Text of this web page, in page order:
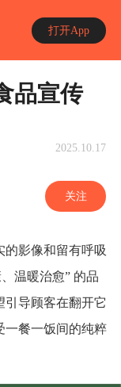
打开App
品宣传
2025.10.17
关注
的影像和留有呼吸
温暖治愈” 的品
引导顾客在翻开它
一餐一饭间的纯粹